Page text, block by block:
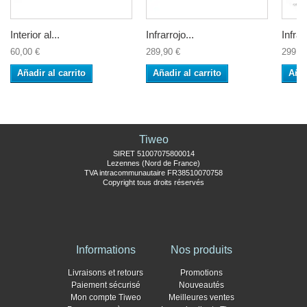
Interior al...
60,00 €
Añadir al carrito
Infrarrojo...
289,90 €
Añadir al carrito
Tiweo
SIRET 51007075800014
Lezennes (Nord de France)
TVA intracommunautaire FR38510070758
Copyright tous droits réservés
Informations
Livraisons et retours
Paiement sécurisé
Mon compte Tiweo
Nos produits
Promotions
Nouveautés
Meilleures ventes